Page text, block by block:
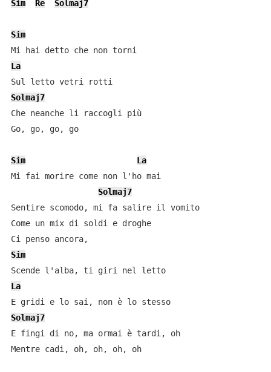
Sim Re Solmaj7
Sim
La
Solmaj7
Che neanche li raccogli più
Go, go, go, go
Sim
La
Mi fai morire come non l'ho mai
Solmaj7
Sentire scomodo, mi fa salire il vomito
Come un mix di soldi e droghe
Sim
Scende l'alba, ti giri nel letto
La
E gridi e lo sai, non è lo stesso
Solmaj7
E fingi di no, ma ormai è tardi, oh
Mentre cadi, oh, oh, oh, oh